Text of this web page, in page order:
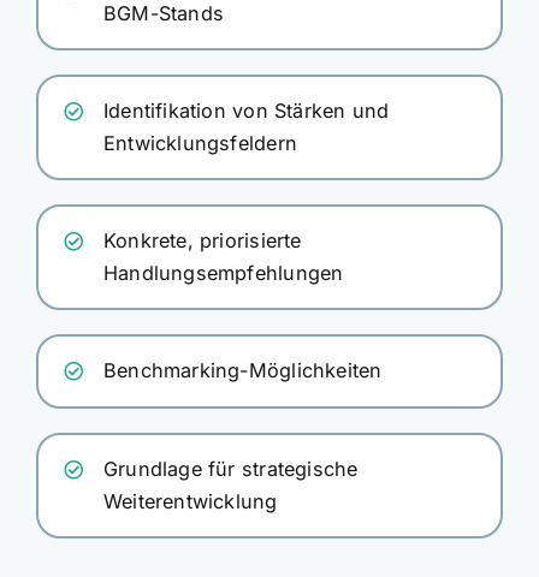
BGM-Stands
Identifikation von Stärken und
Entwicklungsfeldern
Konkrete, priorisierte
Handlungsempfehlungen
Benchmarking-Möglichkeiten
Grundlage für strategische
Weiterentwicklung